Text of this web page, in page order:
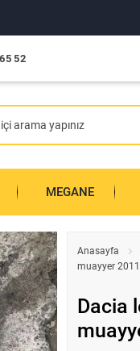
52
MEGANE
Anasayfa
muayyer
Dacia